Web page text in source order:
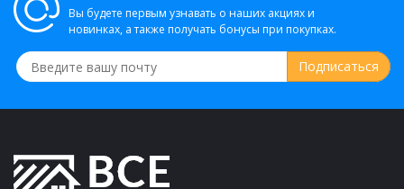
Вы будете первым узнавать о наших акциях и
новинках, а также получать бонусы при покупках.